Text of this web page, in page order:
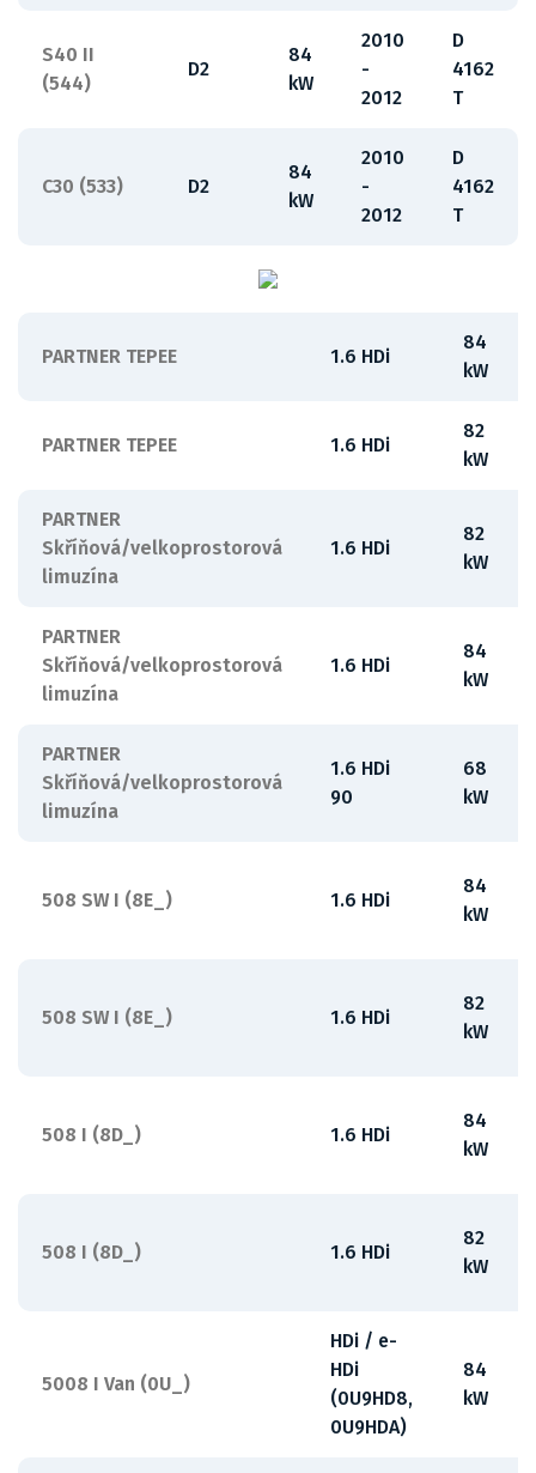
S40 II
(544)
D2
84
kW
2010
-
2012
D
4162
T
C30 (533) D2
84
kW
2010
-
2012
D
4162
T
PARTNER TEPEE 1.6 HDi
84
kW
PARTNER TEPEE 1.6 HDi
82
kW
PARTNER
Skříňová/velkoprostorová
limuzína
1.6 HDi
82
kW
PARTNER
Skříňová/velkoprostorová
limuzína
1.6 HDi
84
kW
PARTNER
Skříňová/velkoprostorová
limuzína
1.6 HDi
90
68
kW
508 SW I (8E_) 1.6 HDi
84
kW
508 SW I (8E_) 1.6 HDi
82
kW
508 I (8D_) 1.6 HDi
84
kW
508 I (8D_) 1.6 HDi
82
kW
5008 I Van (0U_)
HDi / e-
HDi
(0U9HD8,
0U9HDA)
84
kW